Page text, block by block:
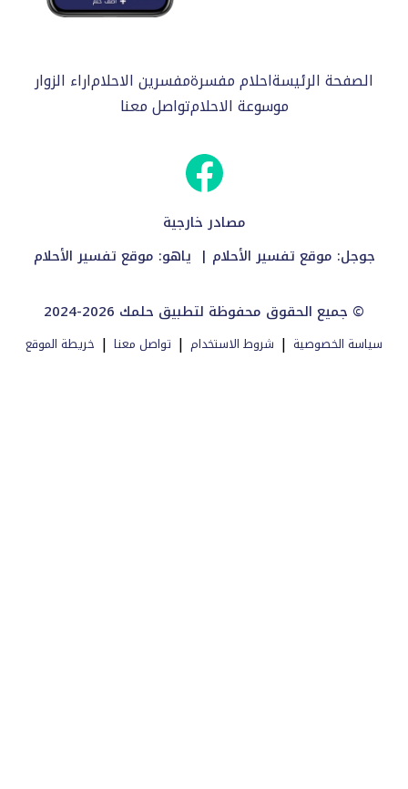
الصفحة الرئيسةاحلام مفسرةمفسرين الاحلاماراء الزوار
موسوعة الاحلامتواصل معنا
مصادر خارجية
جوجل: موقع تفسير الأحلام | ياهو: موقع تفسير الأحلام
2024-2026 جميع الحقوق محفوظة لتطبيق حلمك ©
سياسة الخصوصية | شروط الاستخدام | تواصل معنا | خريطة الموقع